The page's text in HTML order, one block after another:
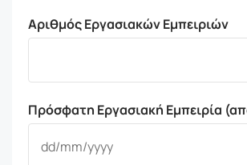
Αριθμός Εργασιακών Εμπειριών
Πρόσφατη Εργασιακή Εμπειρία